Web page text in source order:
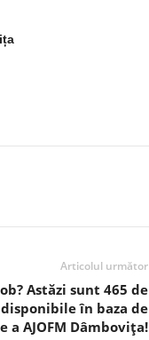
Articolul următor
Astăzi sunt 465 de
în baza de
a AJOFM Dâmbovița!